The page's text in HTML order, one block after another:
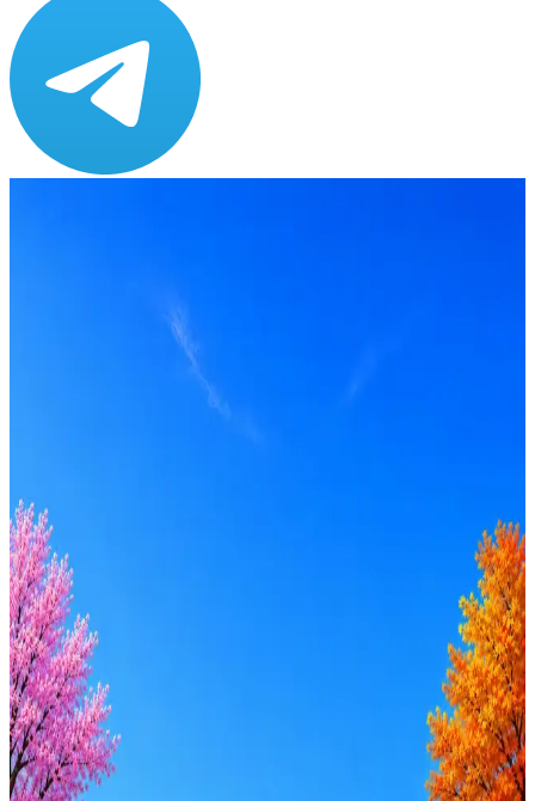
Оффер быстрее с Эйч
Будьте осторожны: если работодатель просит войти через
Google, iCloud или Госуслуги, прислать код или пароль,
запустить ПО или перевести деньги — это мошенники.